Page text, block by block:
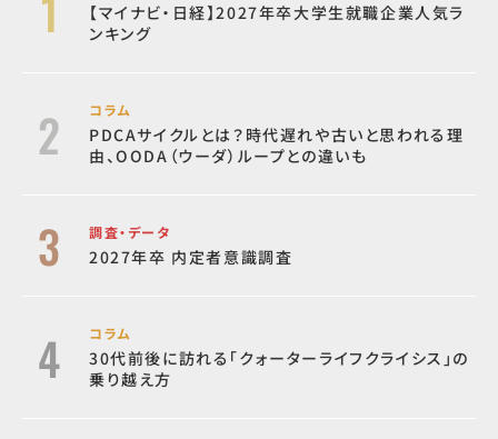
【マイナビ・日経】2027年卒大学生就職企業人気ラ
ンキング
コラム
PDCAサイクルとは？時代遅れや古いと思われる理
由、OODA（ウーダ）ループとの違いも
調査・データ
2027年卒 内定者意識調査
コラム
30代前後に訪れる「クォーターライフクライシス」の
乗り越え方